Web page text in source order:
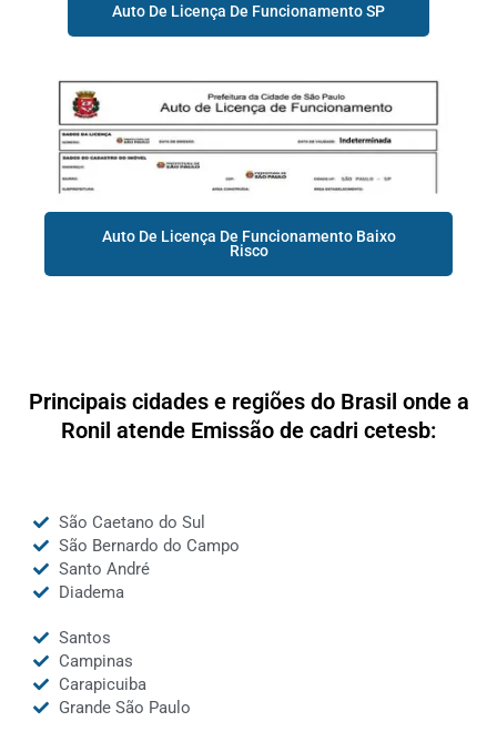
Auto De Licença De Funcionamento SP
Auto De Licença De Funcionamento Baixo
Risco
Principais cidades e regiões do Brasil onde a
Ronil atende Emissão de cadri cetesb:
São Caetano do Sul
São Bernardo do Campo
Santo André
Diadema
Santos
Campinas
Carapicuiba
Grande São Paulo